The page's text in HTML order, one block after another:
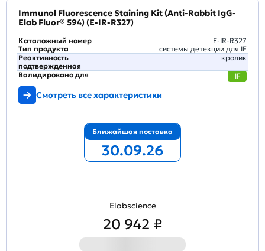
Immunol Fluorescence Staining Kit (Anti-Rabbit IgG-
Elab Fluor® 594) (E-IR-R327)
Каталожный номер
E-IR-R327
Тип продукта
системы детекции для IF
Реактивность
подтвержденная
кролик
Валидировано для
IF
Смотреть все характеристики
Ближайшая поставка
30.09.26
Elabscience
20 942 ₽